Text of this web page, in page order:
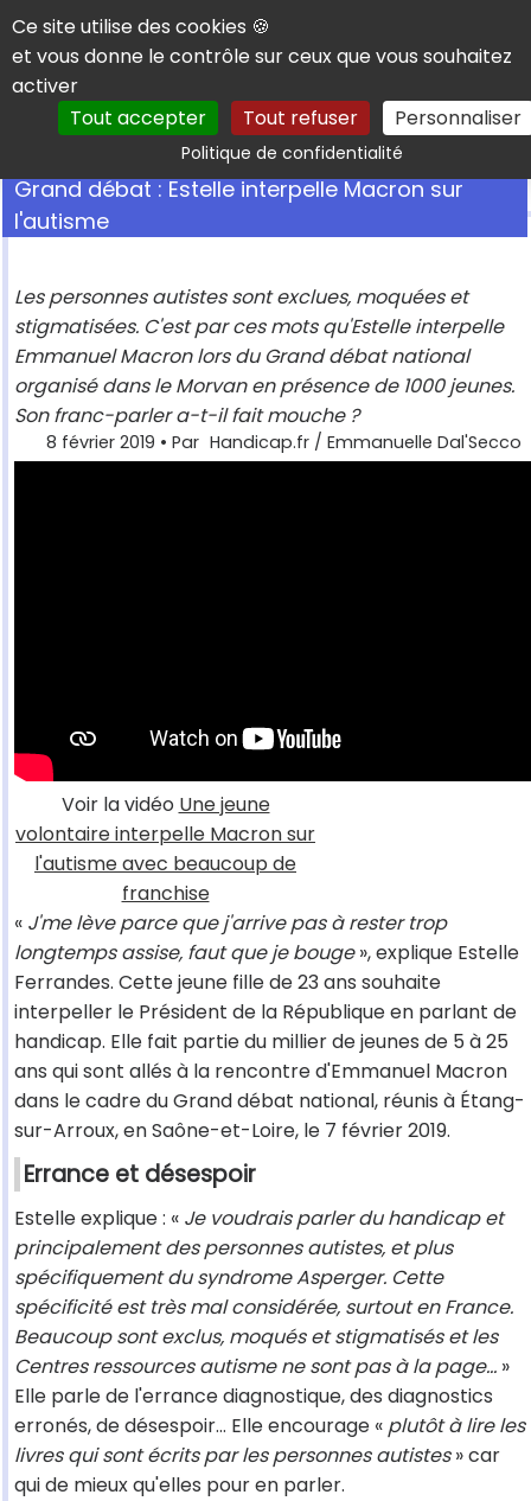
Panneau de gestion des cookies
Ce site utilise des cookies 🍪
et vous donne le contrôle sur ceux que vous souhaitez
activer
Tout accepter
Tout refuser Personnaliser
Politique de confidentialitéRechercher
Grand débat : Estelle interpelle Macron sur
l'autisme
Les personnes autistes sont exclues, moquées et
stigmatisées. C'est par ces mots qu'Estelle interpelle
Emmanuel Macron lors du Grand débat national
organisé dans le Morvan en présence de 1000 jeunes.
Son franc-parler a-t-il fait mouche ?
8 février 2019 • Par Handicap.fr / Emmanuelle Dal'Secco
Voir la vidéo Une jeune
volontaire interpelle Macron sur
l'autisme avec beaucoup de
franchise
« J'me lève parce que j'arrive pas à rester trop
longtemps assise, faut que je bouge», explique Estelle
Ferrandes. Cette jeune fille de 23 ans souhaite
interpeller le Président de la République en parlant de
handicap. Elle fait partie du millier de jeunes de 5 à 25
ans qui sont allés à la rencontre d'Emmanuel Macron
dans le cadre du Grand débat national, réunis à Étang-
sur-Arroux, en Saône-et-Loire, le 7 février 2019.
Errance et désespoir
Estelle explique : « Je voudrais parler du handicap et
principalement des personnes autistes, et plus
spécifiquement du syndrome Asperger. Cette
spécificité est très mal considérée, surtout en France.
Beaucoup sont exclus, moqués et stigmatisés et les
Centres ressources autisme ne sont pas à la page… »
Elle parle de l'errance diagnostique, des diagnostics
erronés, de désespoir… Elle encourage « plutôt à lire les
livres qui sont écrits par les personnes autistes» car
qui de mieux qu'elles pour en parler.